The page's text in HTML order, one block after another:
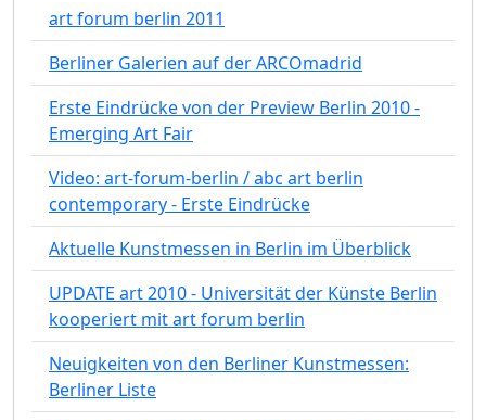
art forum berlin 2011
Berliner Galerien auf der ARCOmadrid
Erste Eindrücke von der Preview Berlin 2010 -
Emerging Art Fair
Video: art-forum-berlin / abc art berlin
contemporary - Erste Eindrücke
Aktuelle Kunstmessen in Berlin im Überblick
UPDATE art 2010 - Universität der Künste Berlin
kooperiert mit art forum berlin
Neuigkeiten von den Berliner Kunstmessen:
Berliner Liste